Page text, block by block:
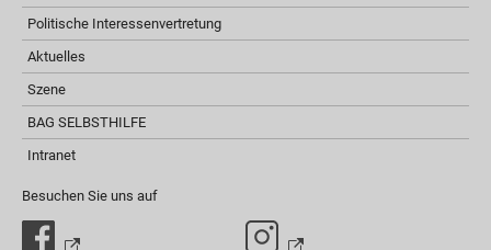
Politische Interessenvertretung
Aktuelles
Szene
BAG SELBSTHILFE
Intranet
Besuchen Sie uns auf